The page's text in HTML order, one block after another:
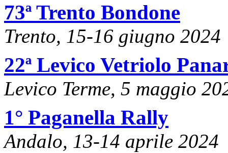
73ª Trento Bondone
Trento, 15-16 giugno 2024
22ª Levico Vetriolo
Levico Terme, 5 maggio
1° Paganella Rally
Andalo, 13-14 aprile 2024